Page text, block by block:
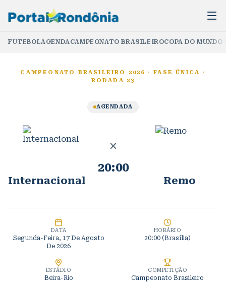
FUTEBOLAGENDACAMPEONATO BRASILEIROCOPA DO
CAMPEONATO BRASILEIRO 2026 ·FASE ÚNICA
·
RODADA 23
AGENDADA
Internacional
×
20:00
Remo
DATA
Segunda-Feira, 17 De Agosto
De 2026
HORÁRIO
20:00 (Brasília)
ESTÁDIO
Beira-Rio
COMPETIÇÃO
Campeonato Brasileiro